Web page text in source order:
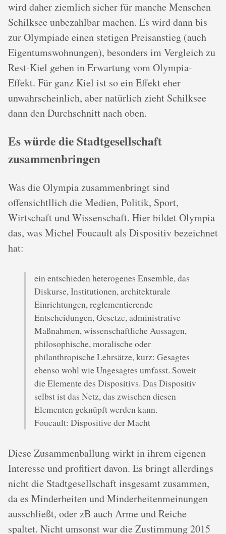
wird daher ziemlich sicher für manche Menschen
Schilksee unbezahlbar machen. Es wird dann bis
zur Olympiade einen stetigen Preisanstieg (auch
Eigentumswohnungen), besonders im Vergleich zu
Rest-Kiel geben in Erwartung vom Olympia-
Effekt. Für ganz Kiel ist so ein Effekt eher
unwahrscheinlich, aber natürlich zieht Schilksee
dann den Durchschnitt nach oben.
Es würde die Stadtgesellschaft
zusammenbringen
Was die Olympia zusammenbringt sind
offensichtllich die Medien, Politik, Sport,
Wirtschaft und Wissenschaft. Hier bildet Olympia
das, was Michel Foucault als Dispositiv bezeichnet
hat:
ein entschieden heterogenes Ensemble, das
Diskurse, Institutionen, architekturale
Einrichtungen, reglementierende
Entscheidungen, Gesetze, administrative
Maßnahmen, wissenschaftliche Aussagen,
philosophische, moralische oder
philanthropische Lehrsätze, kurz: Gesagtes
ebenso wohl wie Ungesagtes umfasst. Soweit
die Elemente des Dispositivs. Das Dispositiv
selbst ist das Netz, das zwischen diesen
Elementen geknüpft werden kann. –
Foucault: Dispositive der Macht
Diese Zusammenballung wirkt in ihrem eigenen
Interesse und profitiert davon. Es bringt allerdings
nicht die Stadtgesellschaft insgesamt zusammen,
da es Minderheiten und Minderheitenmeinungen
ausschließt, oder zB auch Arme und Reiche
spaltet. Nicht umsonst war die Zustimmung 2015